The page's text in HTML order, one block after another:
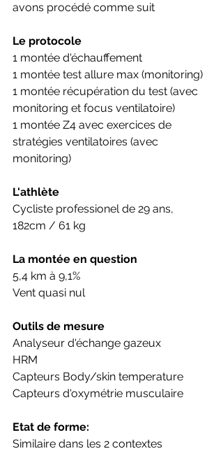
avons procédé comme suit
Le protocole
1 montée d'échauffement
1 montée test allure max (monitoring)
1 montée récupération du test (avec
monitoring et focus ventilatoire)
1 montée Z4 avec exercices de
stratégies ventilatoires (avec
monitoring)
L'athlète
Cycliste professionel de 29 ans,
182cm / 61 kg
La montée en question
5,4 km à 9,1%
Vent quasi nul
Outils de mesure
Analyseur d'échange gazeux
HRM
Capteurs Body/skin temperature
Capteurs d'oxymétrie musculaire
Etat de forme:
Similaire dans les 2 contextes